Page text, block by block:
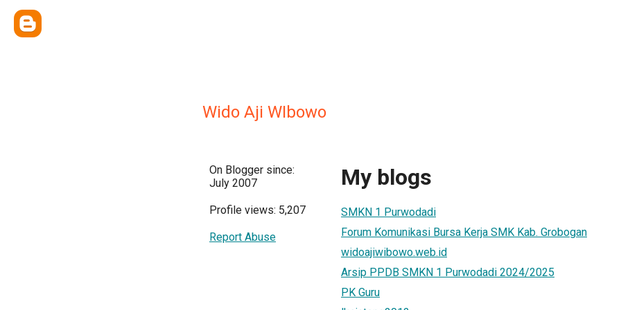
Wido Aji WIbowo
On Blogger since:
July 2007
Profile views: 5,207
Report Abuse
My blogs
SMKN 1 Purwodadi
Forum Komunikasi Bursa Kerja SMK Kab. Grobogan
widoajiwibowo.web.id
Arsip PPDB SMKN 1 Purwodadi 2024/2025
PK Guru